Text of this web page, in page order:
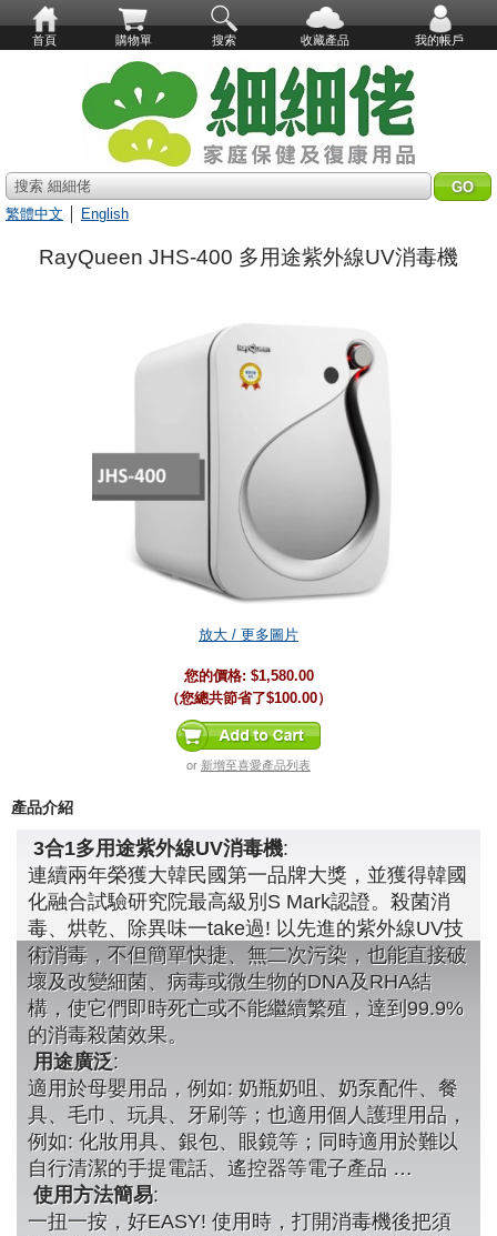
首頁 購物單 搜索 收藏產品 我的帳戶
搜索 細細佬
繁體中文
English
RayQueen JHS-400 多用途紫外線UV消毒機
放大 / 更多圖片
您的價格: $1,580.00
（您總共節省了$100.00）
or 新增至喜愛產品列表
產品介紹
3合1多用途紫外線UV消毒機:
連續兩年榮獲大韓民國第一品牌大獎，並獲得韓國
化融合試驗研究院最高級別S Mark認證。殺菌消
毒、烘乾、除異味一take過! 以先進的紫外線UV技
術消毒，不但簡單快捷、無二次污染，也能直接破
壞及改變細菌、病毒或微生物的DNA及RHA結
構，使它們即時死亡或不能繼續繁殖，達到99.9%
的消毒殺菌效果。
用途廣泛:
適用於母嬰用品，例如: 奶瓶奶咀、奶泵配件、餐
具、毛巾、玩具、牙刷等；也適用個人護理用品，
例如: 化妝用具、銀包、眼鏡等；同時適用於難以
自行清潔的手提電話、遙控器等電子產品 …
使用方法簡易:
一扭一按，好EASY! 使用時，打開消毒機後把須